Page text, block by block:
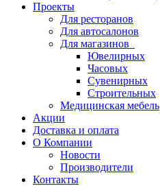
Проекты
Для ресторанов
Для автосалонов
Для магазинов
Ювелирных
Часовых
Сувенирных
Строительных
Медицинская мебель
Акции
Доставка и оплата
О Компании
Новости
Производители
Контакты